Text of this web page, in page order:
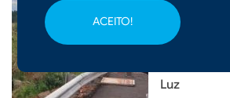
ACEITO! 23/03/
ferida no
Luz